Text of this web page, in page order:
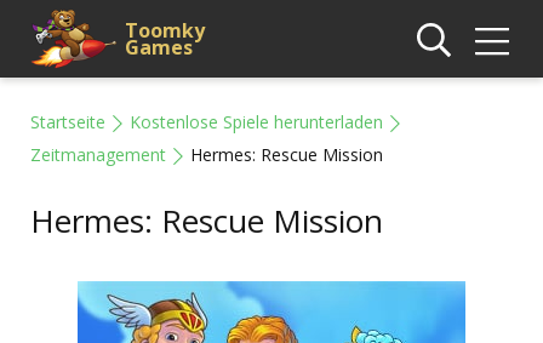
Toomky
Games
Startseite
Kostenlose Spiele herunterladen
Zeitmanagement
Hermes: Rescue Mission
Hermes: Rescue Mission